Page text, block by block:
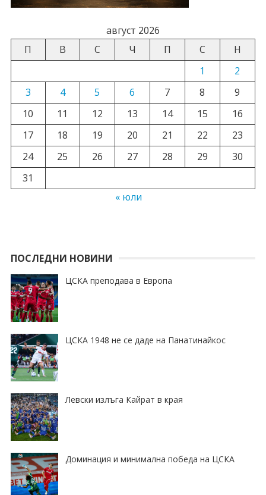
август 2026
П
В С Ч П С
Н
1
2
3
4 5 6 7 8
9
10
11 12 13 14 15
16
17
18 19 20 21 22
23
24
25 26 27 28 29
30
31
« юли
ПОСЛЕДНИ НОВИНИ
ЦСКА преподава в Европа
ЦСКА 1948 не се даде на Панатинайкос
Левски излъга Кайрат в края
Доминация и минимална победа на ЦСКА